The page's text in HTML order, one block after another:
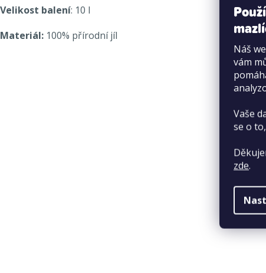
Náš
vám
Vaše
se o
zde.
Velikost balení: 10 l
Materiál: 100% přírodní jíl